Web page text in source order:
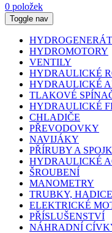
0 položek
Toggle nav
HYDROMOTORY
VENTILY
HYDRAULICKÉ
HYDRAULICKÉ
TLAKOVÉ
HYDRAULICKÉ
CHLADIČE
PŘEVODOVKY
NAVIJÁKY
PŘÍRUBY A
HYDRAULICKÉ
ŠROUBENÍ
MANOMETRY
TRUBKY,
ELEKTRICKÉ
PŘÍSLUŠENSTVÍ
NÁHRADNÍ